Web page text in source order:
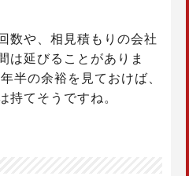
数や、相見積もりの会社
は延びることがありま
半の余裕を見ておけば、
てそうですね。